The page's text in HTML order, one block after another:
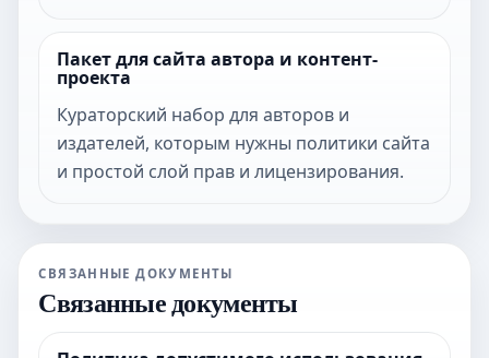
Пакет для сайта автора и контент-
проекта
Кураторский набор для авторов и
издателей, которым нужны политики сайта
и простой слой прав и лицензирования.
СВЯЗАННЫЕ ДОКУМЕНТЫ
Связанные документы